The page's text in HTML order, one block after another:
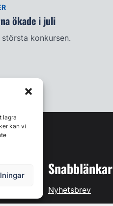
lagra
kan vi
ökade i juli
konkursen.
Snabblänkar
Nyhetsbrev